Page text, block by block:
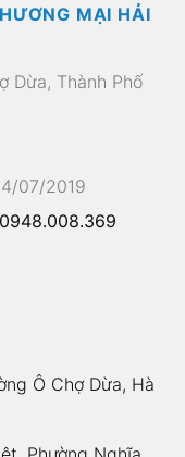
MẠI HẢI
Dừa, Thành Phố
07/2019
0948.008.369
Ô Chợ Dừa, Hà